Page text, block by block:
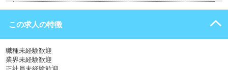
この求人の特徴
職種未経験歓迎
業界未経験歓迎